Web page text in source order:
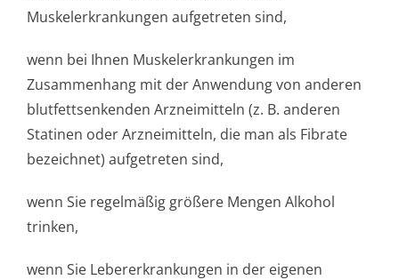
Muskelerkrankungen aufgetreten sind,
wenn bei Ihnen Muskelerkrankungen im
Zusammenhang mit der Anwendung von anderen
blutfettsenkenden Arzneimitteln (z. B. anderen
Statinen oder Arzneimitteln, die man als Fibrate
bezeichnet) aufgetreten sind,
wenn Sie regelmäßig größere Mengen Alkohol
trinken,
wenn Sie Lebererkrankungen in der eigenen